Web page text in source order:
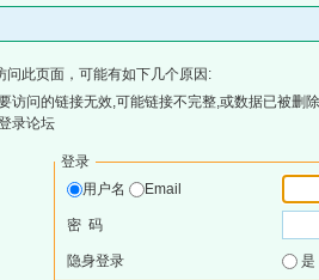
问此页面，可能有如下几个原因:
访问的链接无效,可能链接不完整,或数据已被删
录论坛
登录
用户名
Email
密 码
隐身登录